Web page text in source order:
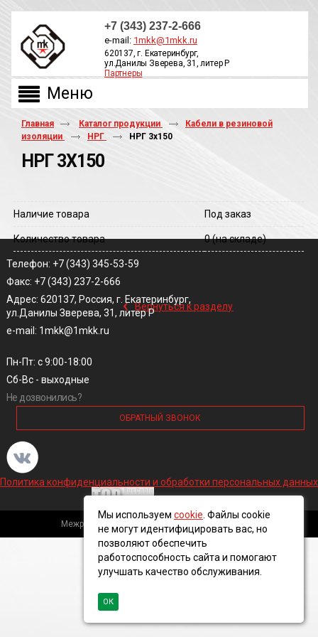
+7 (343) 237-2-666
e-mail: 1mkk@1mkk.ru
620137, г. Екатеринбург,
ул.Данилы Зверева, 31, литер Р
Партнеры
Главная Каталог продукции
Кабели в резиновой
изоляции
НРГ НРГ 3х150
НРГ 3Х150
Наличие товара Под заказ
Количество товара 0(на складе)
‹ Вернуться к разделу
Телефон: +7 (343) 345-53-59
Факс: +7 (343) 237-2-666
Адрес: 620137, Россия, г. Екатеринбург,
ул.Данилы Зверева, 31, литер Р
e-mail: 1mkk@1mkk.ru
Пн-Пт: с 9:00-18:00
Сб-Вс - выходные
Не дозвонились?
ОБРАТНЫЙ ЗВОНОК
Политика конфиденциальности и обработки персональных данных
Межрегиональная кабельная компания, 2016 ©
Мы используем cookie . Файлы cookie
не могут идентифицировать вас, но
позволяют обеспечить
работоспособность сайта и помогают
улучшать качество обслуживания.
ОК